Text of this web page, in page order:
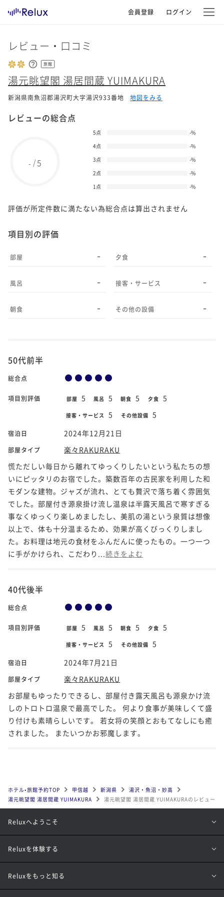
会員登録 ログイン
レビュー・口コミ
旅館
湯元眺望閣 湯居間蔵 YUIMAKURA
新潟県南魚沼郡湯沢町大字湯沢933番地 地図をみる
レビューの総合点
- /5
5点 -%
4点
-%
3点
-%
2点
-%
1点
-%
評価が所定件数に満たない為総合点は算出されません
項目別の評価
部屋 -
風呂 -
朝食 -
夕食 -
接客・サービス -
その他の設備 -
50代前半
総合点
項目別評価 部屋 5 風呂 5 朝食 5 夕食 5
接客・サービス 5 その他設備 5
宿泊日 2024年12月21日
部屋タイプ
楽々RAKURAKU
慌ただしい毎日から離れてゆっくりしたいという私たちの想
いにピッタリのお宿でした。築数百年の古民家を利用した和
モダンな建物。ジャズが流れ、とても贅沢で落ち着く雰囲気
でした。部屋付き源泉掛け流し温泉は半露天風呂で寒すぎる
事なくゆっくり楽しめましたし、美肌の湯という泉質は想像
以上で、体も十分温まるため、効果が高くびっくりしまし
た。お料理は地元の食材をふんだんに使ったもの。一つ一つ
に手がかけられ、こだわり... 続きをよむ
40代後半
総合点
項目別評価 部屋 5 風呂 5 朝食 5 夕食 5
接客・サービス 5 その他設備 5
宿泊日 2024年7月21日
部屋タイプ
楽々RAKURAKU
お部屋もゆったりできるし、部屋付き露天風呂も源泉かけ流
しのトロトロ温泉で最高でした。 何より食事が美味しくて盛
り付けも素晴らしいです。 若女将の笑顔とおもてなしにも癒
されました。 またいつかお邪魔します。
ホテル•旅館予約TOP 甲信越 新潟県
湯沢・魚沼・妙高
湯元眺望閣 湯居間蔵 YUIMAKURA
湯元眺望閣 湯居間蔵 YUIMAKURAのレビュー
Reluxへようこそ
Reluxを体験する
Reluxをもっと知る